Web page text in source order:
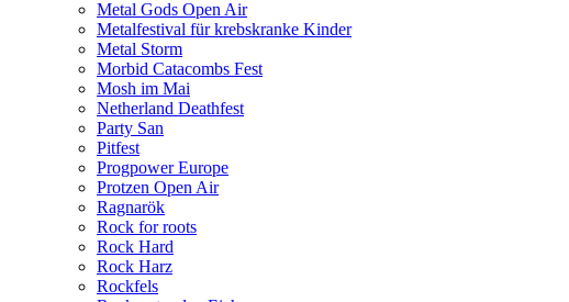
Metal Gods Open Air
Metalfestival für krebskranke Kinder
Metal Storm
Morbid Catacombs Fest
Mosh im Mai
Netherland Deathfest
Party San
Pitfest
Progpower Europe
Protzen Open Air
Ragnarök
Rock for roots
Rock Hard
Rock Harz
Rockfels